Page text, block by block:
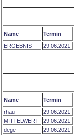
Name Termin
ERGEBNIS
29.06.2021
Name Termin
rhau
29.06.2021
MITTELWERT
29.06.2021
dege
29.06.2021